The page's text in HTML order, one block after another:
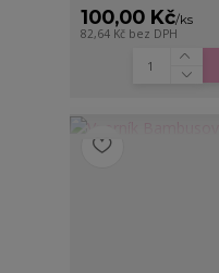
100,00 Kč/ks
82,64 Kč bez DPH